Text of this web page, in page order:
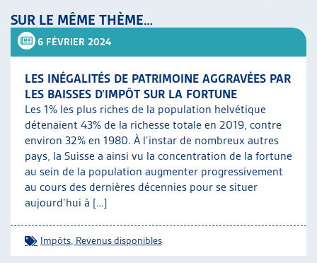
SUR LE MÊME THÈME…
6 FÉVRIER 2024
LES INÉGALITÉS DE PATRIMOINE AGGRAVÉES PAR
LES BAISSES D’IMPÔT SUR LA FORTUNE
Les 1% les plus riches de la population helvétique
détenaient 43% de la richesse totale en 2019, contre
environ 32% en 1980. À l’instar de nombreux autres
pays, la Suisse a ainsi vu la concentration de la fortune
au sein de la population augmenter progressivement
au cours des dernières décennies pour se situer
aujourd’hui à […]
Impôts Revenus disponibles